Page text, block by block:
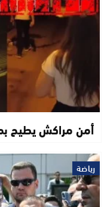
أمن مراكش يطيح
رياضة